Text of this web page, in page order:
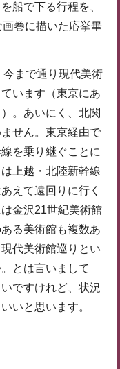
船で下る行程を、
巻に描いた応挙畢
まで通り現代美術
います（東京にあ
。あいにく、北関
せん。東京経由で
を乗り継ぐことに
上越・北陸新幹線
えて遠回りに行く
金沢21世紀美術館
る美術館も複数あ
代美術館巡りとい
とは言いまして
ですけれど、状況
いと思います。